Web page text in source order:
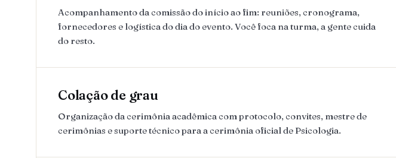
Acompanhamento da comissão do início ao fim: reuniões, cronograma,
fornecedores e logística do dia do evento. Você foca na turma, a gente cuida
do resto.
Colação de grau
Organização da cerimônia acadêmica com protocolo, convites, mestre de
cerimônias e suporte técnico para a cerimônia oficial de Psicologia.